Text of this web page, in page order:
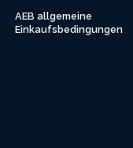
AEB allgemeine
Einkaufsbedingungen